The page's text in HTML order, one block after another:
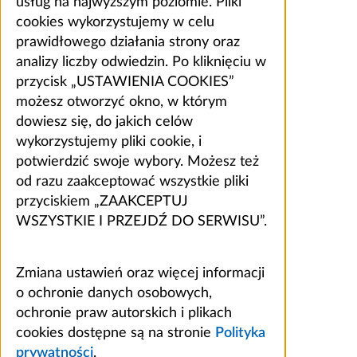
cookies wykorzystujemy w celu
prawidłowego działania strony oraz
analizy liczby odwiedzin. Po kliknięciu w
przycisk „USTAWIENIA COOKIES”
możesz otworzyć okno, w którym
dowiesz się, do jakich celów
wykorzystujemy pliki cookie, i
potwierdzić swoje wybory. Możesz też
od razu zaakceptować wszystkie pliki
przyciskiem „ZAAKCEPTUJ
WSZYSTKIE I PRZEJDŹ DO SERWISU”.
Zmiana ustawień oraz więcej informacji
o ochronie danych osobowych,
ochronie praw autorskich i plikach
cookies dostępne są na stronie Polityka
prywatności.